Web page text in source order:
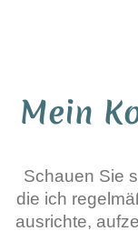
Mein
Schauen Sie
die ich
ausrichte,